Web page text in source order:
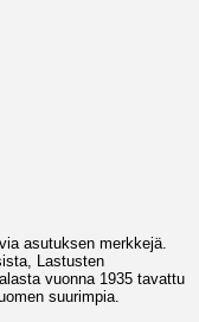
asutuksen merkkejä.
Lastusten
vuonna 1935 tavattu
suurimpia.